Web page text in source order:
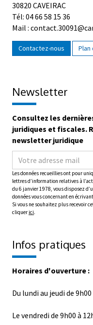
30820 CAVEIRAC
Tél: 04 66 58 15 36
Mail :
Contactez-nous Plan
Newsletter
Consultez les
juridiques et fiscales.
newsletter juridique
Les données recueillies ont pour
lettres d’information relatives à
du 6 janvier 1978, vous disposez
données vous concernant en
Si vous ne souhaitez plus recevoir
cliquer ici.
Infos pratiques
Horaires d'ouverture :
Du lundi au jeudi de
Le vendredi de 9h00 à